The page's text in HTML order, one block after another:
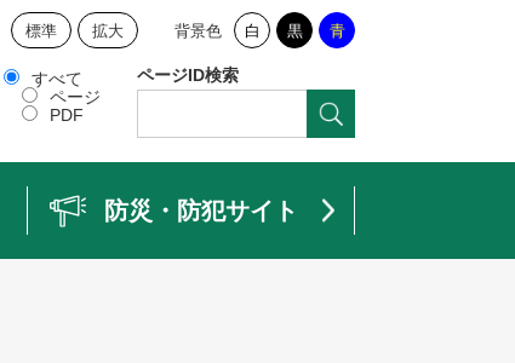
標準 拡大 背景色 白 黒 青
すべて
ページ
PDF
ページID検索
防災・防犯サイト